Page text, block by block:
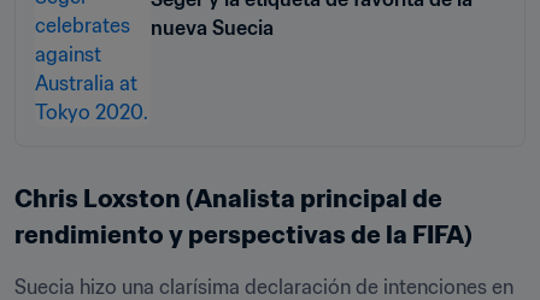
nueva Suecia
Chris Loxston (Analista principal de
rendimiento y perspectivas de la FIFA)
Suecia hizo una clarísima declaración de intenciones en